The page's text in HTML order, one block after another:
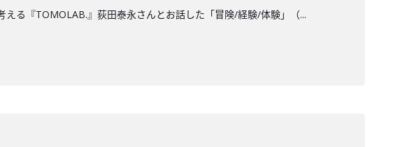
る『TOMOLAB.』荻田泰永さんとお話した「冒険/経験/体験」（...